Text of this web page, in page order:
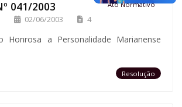
041/2003 Ato Normativo
02/06/2003 4
Honrosa a Personalidade Marianense
Resolução